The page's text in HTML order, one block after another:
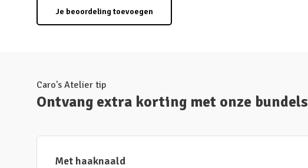
Je beoordeling toevoegen
Caro's Atelier tip
Ontvang extra korting met onze bundels
Met haaknaald